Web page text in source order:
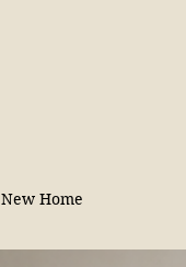
New Home